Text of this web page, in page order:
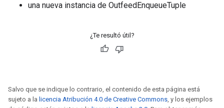
una nueva instancia de OutfeedEnqueueTuple
¿Te resultó útil?
Salvo que se indique lo contrario, el contenido de esta página está
sujeto a la licencia Atribución 4.0 de Creative Commons, y los ejemplos